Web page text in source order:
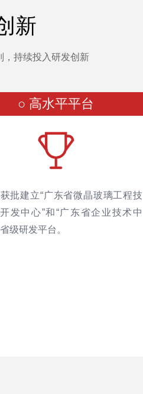
新
，持续投入研发创新
○ 高水平平台
批建立“广东省微晶玻璃工程技
发中心”和“广东省企业技术中
级研发平台。